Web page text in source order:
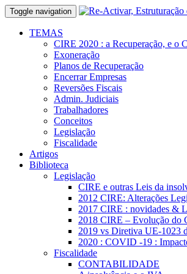
Toggle navigation
TEMAS
CIRE 2020 : a Recuperação, e o
Exoneração
Planos de Recuperação
Encerrar Empresas
Reversões Fiscais
Admin. Judiciais
Trabalhadores
Conceitos
Legislação
Fiscalidade
Artigos
Biblioteca
Legislação
CIRE e outras Leis da
2012 CIRE: Alterações
2017 CIRE : novidades &
2018 CIRE – Evolução do
2019 vs Diretiva UE-1023
2020 : COVID -19 :
Fiscalidade
CONTABILIDADE